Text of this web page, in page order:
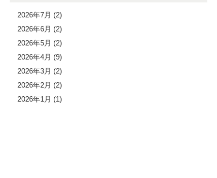
2026年7月 (2)
2026年6月 (2)
2026年5月 (2)
2026年4月 (9)
2026年3月 (2)
2026年2月 (2)
2026年1月 (1)